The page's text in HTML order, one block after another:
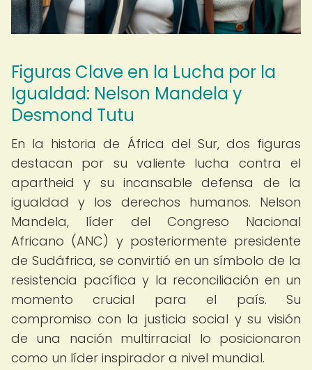
Figuras Clave en la Lucha por la
Igualdad: Nelson Mandela y
Desmond Tutu
En la historia de África del Sur, dos figuras
destacan por su valiente lucha contra el
apartheid y su incansable defensa de la
igualdad y los derechos humanos. Nelson
Mandela, líder del Congreso Nacional
Africano (ANC) y posteriormente presidente
de Sudáfrica, se convirtió en un símbolo de la
resistencia pacífica y la reconciliación en un
momento crucial para el país. Su
compromiso con la justicia social y su visión
de una nación multirracial lo posicionaron
como un líder inspirador a nivel mundial.